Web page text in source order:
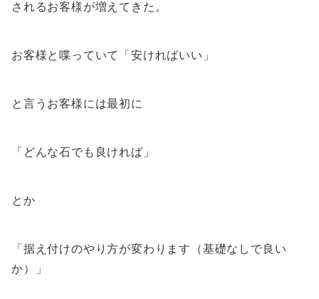
されるお客様が増えてきた。
お客様と喋っていて「安ければいい」
と言うお客様には最初に
「どんな石でも良ければ」
とか
「据え付けのやり方が変わります（基礎なしで良い
か）」